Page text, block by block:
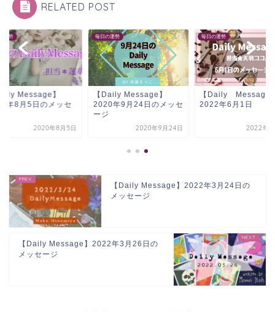
RELATED POST
運勢
Message】
年8月5日のメッセ
2020年8月5日
毎日の運勢
【Daily Message】
2020年9月24日のメッセ
ージ
2020年9月24日
毎日の運勢
【Daily Message
2022年6月1日
2022年6
【Daily Message】2022年3月24日の
メッセージ
【Daily Message】2022年3月26日の
メッセージ